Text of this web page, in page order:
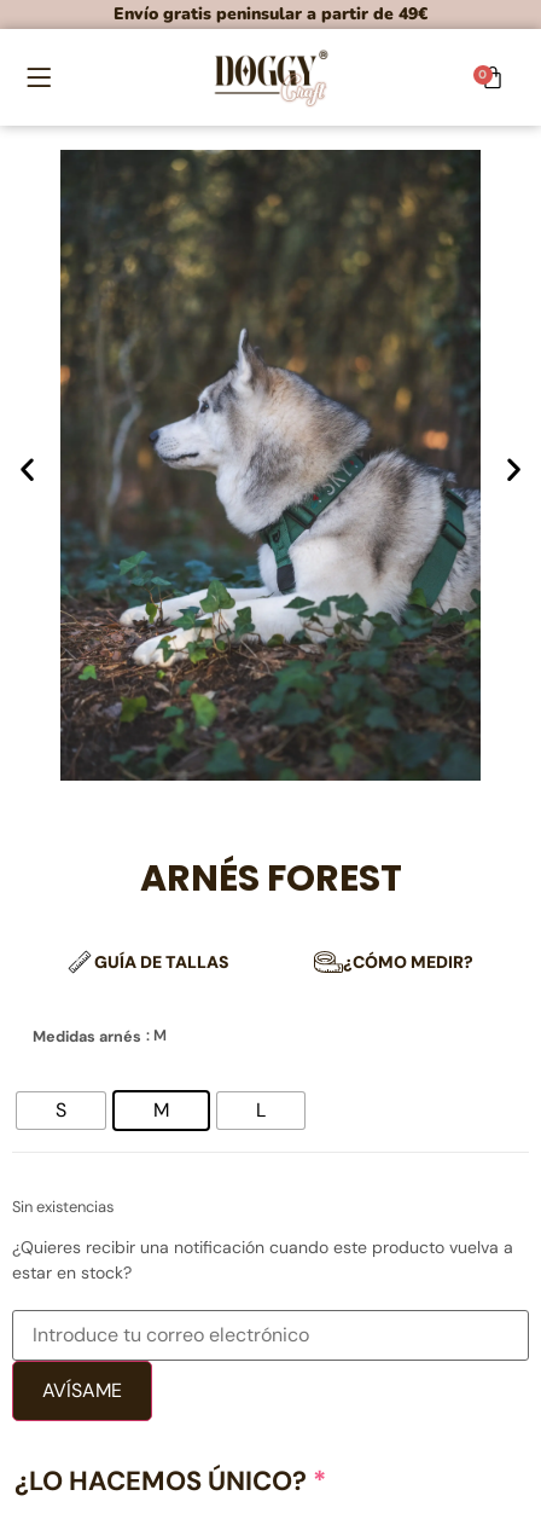
Envío gratis peninsular a partir de 49€
0
ARNÉS FOREST
GUÍA DE TALLAS ¿CÓMO MEDIR?
Medidas arnés : M
S M L
Sin existencias
¿Quieres recibir una notificación cuando este producto vuelva a
estar en stock?
AVÍSAME
¿LO HACEMOS ÚNICO? *